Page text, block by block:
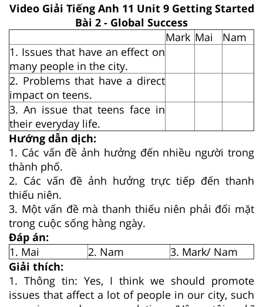
Video Giải Tiếng Anh 11 Unit 9 Getting Started
Bài 2 - Global Success
Mark Mai
Nam
1. Issues that have an effect on
many people in the city.
2. Problems that have a direct
impact on teens.
3. An issue that teens face in
their everyday life.
Hướng dẫn dịch:
1. Các vấn đề ảnh hưởng đến nhiều người trong
thành phố.
2. Các vấn đề ảnh hưởng trực tiếp đến thanh
thiếu niên.
3. Một vấn đề mà thanh thiếu niên phải đối mặt
trong cuộc sống hàng ngày.
Đáp án:
1. Mai
2. Nam
3. Mark/ Nam
Giải thích:
1. Thông tin: Yes, I think we should promote
issues that affect a lot of people in our city, such